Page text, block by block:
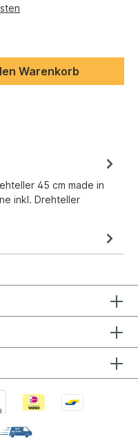
Warenkorb
45 cm made in
inkl. Drehteller